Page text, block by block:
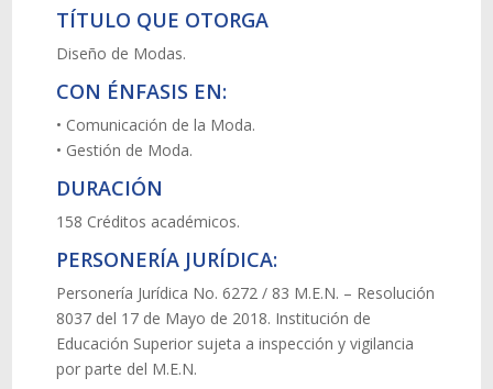
TÍTULO QUE OTORGA
Diseño de Modas.
CON ÉNFASIS EN:
• Comunicación de la Moda.
• Gestión de Moda.
DURACIÓN
158 Créditos académicos.
PERSONERÍA JURÍDICA:
Personería Jurídica No. 6272 / 83 M.E.N. – Resolución
8037 del 17 de Mayo de 2018. Institución de
Educación Superior sujeta a inspección y vigilancia
por parte del M.E.N.